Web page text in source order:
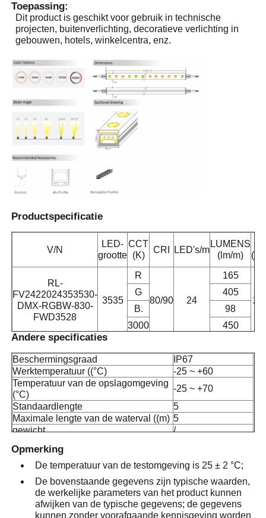
Thuis
Producten
Over ons
Fabrieksreis
Kwaliteitscontrole
Contacteer ons
nieuws
Vraag een offerte aan
Het Licht van de neonstrook
Toepassing:
Dit product is geschikt voor gebruik in technische
projecten, buitenverlichting, decoratieve verlichting in
gebouwen, hotels, winkelcentra, enz.
Productspecificatie
V/N
LED-
grootte
CCT
(K)
CRI LED's/m
LUMENS
(lm/m)
(V.)
RL-
FV2422024353530-
DMX-RGBW-830-
FWD3528
3535
R
80/90 24
165
24
G
405
B.
98
3000
450
Andere specificaties
Beschermingsgraad
IP67
Werktemperatuur ((°C)
-25 ~ +60
Temperatuur van de opslagomgeving
(°C)
-25 ~ +70
Standaardlengte
5
Maximale lengte van de waterval ((m) 5
gewicht
/
Opmerking
De temperatuur van de testomgeving is 25 ± 2 °C;
De bovenstaande gegevens zijn typische waarden,
de werkelijke parameters van het product kunnen
afwijken van de typische gegevens; de gegevens
kunnen zonder voorafgaande kennisgeving worden